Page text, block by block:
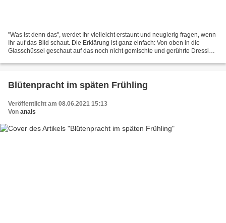
"Was ist denn das", werdet Ihr vielleicht erstaunt und neugierig fragen, wenn
Ihr auf das Bild schaut. Die Erklärung ist ganz einfach: Von oben in die
Glasschüssel geschaut auf das noch nicht gemischte und gerührte Dressing
Blütenpracht im späten Frühling
Veröffentlicht am 08.06.2021 15:13
Von anais